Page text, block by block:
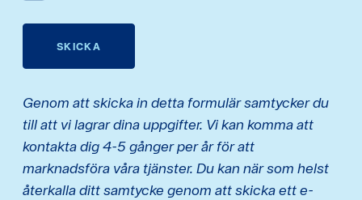
SKICKA
Genom att skicka in detta formulär samtycker du
till att vi lagrar dina uppgifter. Vi kan komma att
kontakta dig 4-5 gånger per år för att
marknadsföra våra tjänster. Du kan när som helst
återkalla ditt samtycke genom att skicka ett e-